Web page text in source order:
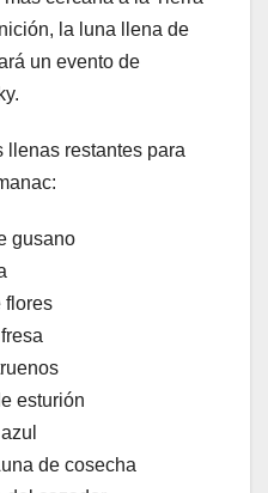
la luna llena de
un evento de
llenas restantes para
gusano
flores
esturión
de cosecha